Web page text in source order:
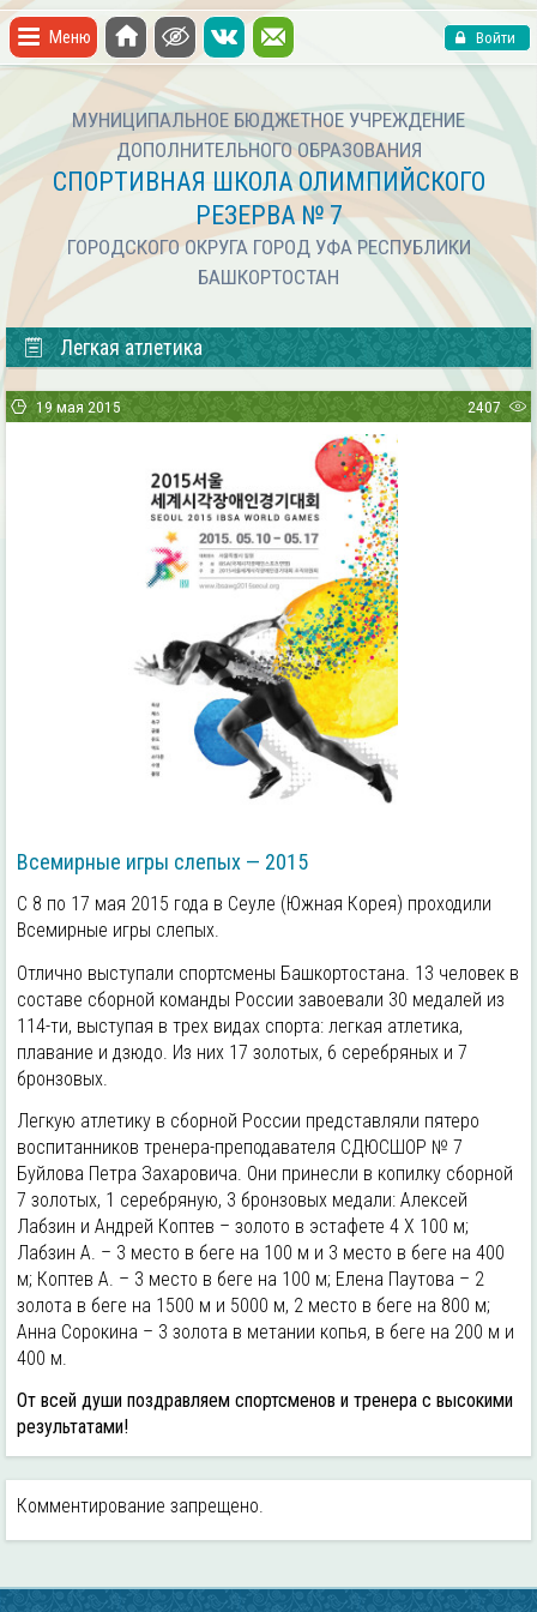
Меню Войти
МУНИЦИПАЛЬНОЕ БЮДЖЕТНОЕ УЧРЕЖДЕНИЕ
ДОПОЛНИТЕЛЬНОГО ОБРАЗОВАНИЯ
СПОРТИВНАЯ ШКОЛА ОЛИМПИЙСКОГО
РЕЗЕРВА № 7
ГОРОДСКОГО ОКРУГА ГОРОД УФА РЕСПУБЛИКИ
БАШКОРТОСТАН
Легкая атлетика
19 мая 2015 2407
Всемирные игры слепых — 2015
С 8 по 17 мая 2015 года в Сеуле (Южная Корея) проходили
Всемирные игры слепых.
Отлично выступали спортсмены Башкортостана. 13 человек в
составе сборной команды России завоевали 30 медалей из
114-ти, выступая в трех видах спорта: легкая атлетика,
плавание и дзюдо. Из них 17 золотых, 6 серебряных и 7
бронзовых.
Легкую атлетику в сборной России представляли пятеро
воспитанников тренера-преподавателя СДЮСШОР № 7
Буйлова Петра Захаровича. Они принесли в копилку сборной
7 золотых, 1 серебряную, 3 бронзовых медали: Алексей
Лабзин и Андрей Коптев – золото в эстафете 4 Х 100 м;
Лабзин А. – 3 место в беге на 100 м и 3 место в беге на 400
м; Коптев А. – 3 место в беге на 100 м; Елена Паутова – 2
золота в беге на 1500 м и 5000 м, 2 место в беге на 800 м;
Анна Сорокина – 3 золота в метании копья, в беге на 200 м и
400 м.
От всей души поздравляем спортсменов и тренера с высокими
результатами!
Комментирование запрещено.